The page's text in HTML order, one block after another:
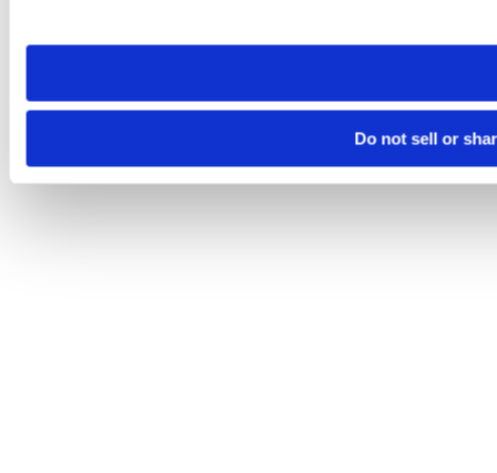
need to be set again.
Do not sell or